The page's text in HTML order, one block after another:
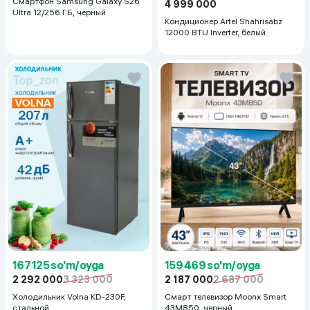
Ultra 12/256 ГБ, черный
4 999 000
Кондиционер Artel Shahrisabz
12000 BTU Inverter, белый
167 125 so'm/oyga
2 292 0003 323 000
Холодильник Volna KD-230F,
стальной
159 469 so'm/oyga
2 187 0002 687 000
Смарт телевизор Moonx Smart
43M850, черный